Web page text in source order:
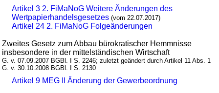
Artikel 3 2. FiMaNoG Weitere Änderungen des
Wertpapierhandelsgesetzes (vom 22.07.2017)
Artikel 24 2. FiMaNoG Folgeänderungen
Zweites Gesetz zum Abbau bürokratischer Hemmnisse
insbesondere in der mittelständischen Wirtschaft
G. v. 07.09.2007 BGBl. I S. 2246; zuletzt geändert durch Artikel 11 Abs. 1
G. v. 30.10.2008 BGBl. I S. 2130
Artikel 9 MEG II Änderung der Gewerbeordnung